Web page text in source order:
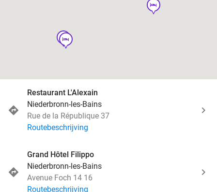
hotel
hotel
hotel
Restaurant L'Alexain
Niederbronn-les-Bains
Rue de la République 37
Routebeschrijving
Grand Hôtel Filippo
Niederbronn-les-Bains
Avenue Foch 14 16
Routebeschrijving